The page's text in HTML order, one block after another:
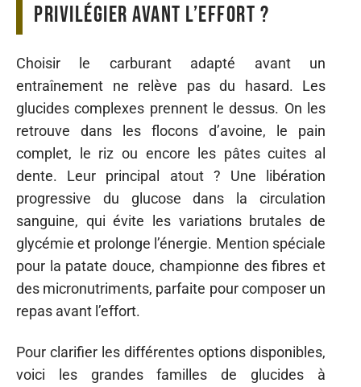
privilégier avant l’effort ?
Choisir le carburant adapté avant un
entraînement ne relève pas du hasard. Les
glucides complexes prennent le dessus. On les
retrouve dans les flocons d’avoine, le pain
complet, le riz ou encore les pâtes cuites al
dente. Leur principal atout ? Une libération
progressive du glucose dans la circulation
sanguine, qui évite les variations brutales de
glycémie et prolonge l’énergie. Mention spéciale
pour la patate douce, championne des fibres et
des micronutriments, parfaite pour composer un
repas avant l’effort.
Pour clarifier les différentes options disponibles,
voici les grandes familles de glucides à